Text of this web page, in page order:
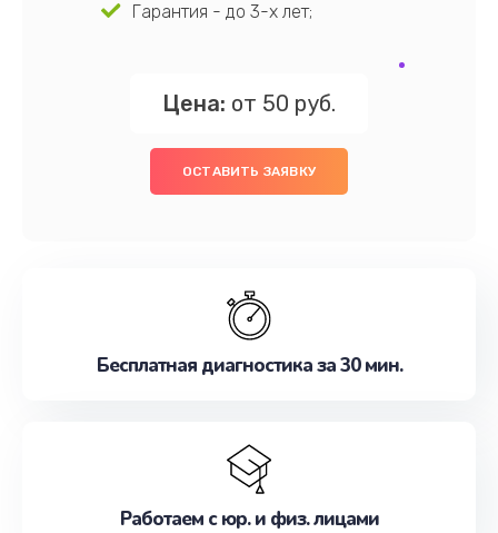
Гарантия - до 3-х лет;
Цена: от 50 руб.
ОСТАВИТЬ ЗАЯВКУ
Бесплатная диагностика за 30 мин.
Работаем с юр. и физ. лицами